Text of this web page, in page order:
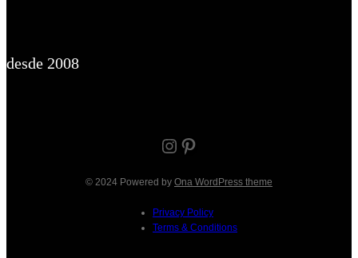
desde 2008
Instagram Pinterest
© 2024 Powered by Ona WordPress theme
Privacy Policy
Terms & Conditions